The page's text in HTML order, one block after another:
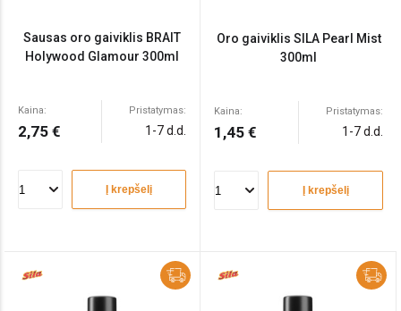
Sausas oro gaiviklis BRAIT
Holywood Glamour 300ml
Kaina:
2,75 €
Pristatymas:
1-7 d.d.
Į krepšelį
Oro gaiviklis SILA Pearl Mist
300ml
Kaina:
1,45 €
Pristatymas:
1-7 d.d.
Į krepšelį